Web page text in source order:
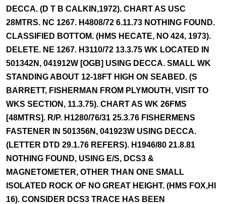
DECCA. (D T B CALKIN,1972). CHART AS USC
28MTRS. NC 1267. H4808/72 6.11.73 NOTHING FOUND.
CLASSIFIED BOTTOM. (HMS HECATE, NO 424, 1973).
DELETE. NE 1267. H3110/72 13.3.75 WK LOCATED IN
501342N, 041912W [OGB] USING DECCA. SMALL WK
STANDING ABOUT 12-18FT HIGH ON SEABED. (S
BARRETT, FISHERMAN FROM PLYMOUTH, VISIT TO
WKS SECTION, 11.3.75). CHART AS WK 26FMS
[48MTRS]. R/P. H1280/76/31 25.3.76 FISHERMENS
FASTENER IN 501356N, 041923W USING DECCA.
(LETTER DTD 29.1.76 REFERS). H1946/80 21.8.81
NOTHING FOUND, USING E/S, DCS3 &
MAGNETOMETER, OTHER THAN ONE SMALL
ISOLATED ROCK OF NO GREAT HEIGHT. (HMS FOX,HI
16). CONSIDER DCS3 TRACE HAS BEEN